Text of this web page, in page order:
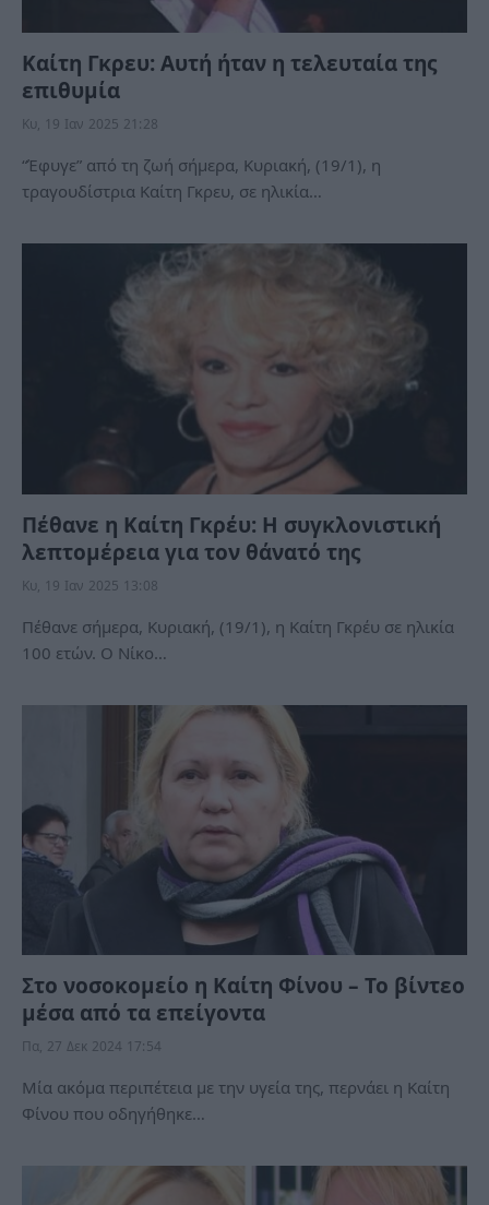
Καίτη Γκρευ: Αυτή ήταν η τελευταία της
επιθυμία
Κυ, 19 Ιαν 2025 21:28
“Έφυγε” από τη ζωή σήμερα, Κυριακή, (19/1), η
τραγουδίστρια Καίτη Γκρευ, σε ηλικία…
Πέθανε η Καίτη Γκρέυ: Η συγκλονιστική
λεπτομέρεια για τον θάνατό της
Κυ, 19 Ιαν 2025 13:08
Πέθανε σήμερα, Κυριακή, (19/1), η Καίτη Γκρέυ σε ηλικία
100 ετών. Ο Νίκο…
Στο νοσοκομείο η Καίτη Φίνου – Το βίντεο
μέσα από τα επείγοντα
Πα, 27 Δεκ 2024 17:54
Μία ακόμα περιπέτεια με την υγεία της, περνάει η Καίτη
Φίνου που οδηγήθηκε…